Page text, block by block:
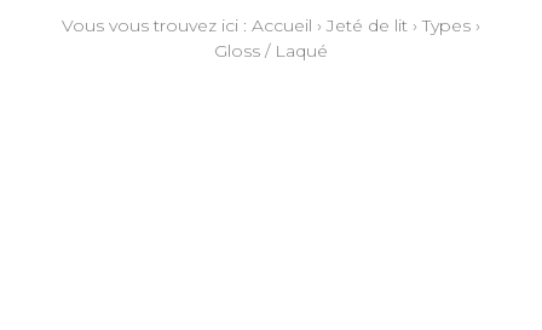
Vous vous trouvez ici : Accueil › Jeté de lit ›Types ›
Gloss / Laqué